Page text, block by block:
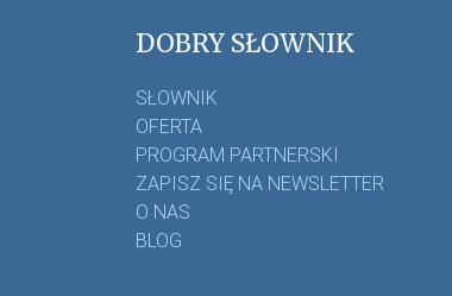
DOBRY SŁOWNIK
SŁOWNIK
OFERTA
PROGRAM PARTNERSKI
ZAPISZ SIĘ NA NEWSLETTER
O NAS
BLOG